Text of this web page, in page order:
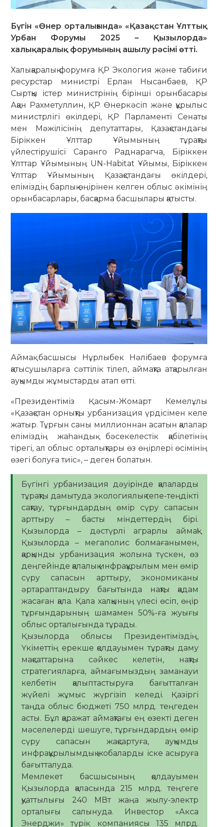
Бүгін «Өнер орталығында» «Қазақстан Ұлттық
Урбан Форумы 2025 – Қызылорда»
халықаралық форумының ашылу рәсімі өтті.
Халықаралық форумға ҚР Экология және табиғи
ресурстар министрі Ерлан Нысанбаев, ҚР
Сыртқы істер министрінің бірінші орынбасары
Ақан Рахметуллин, ҚР Өнеркәсіп және құрылыс
министрлігі өкілдері, ҚР Парламенті Сенаты
мен Мәжілісінің депутаттары, Қазақстандағы
Біріккен Ұлттар Ұйымының тұрақты
үйлестірушісі Саранго Раднарагча, Біріккен
Ұлттар Ұйымының UN-Habitat Ұйымы, Біріккен
Ұлттар Ұйымының Қазақстандағы өкілдері,
еліміздің барлық өңірінен келген облыс әкімінің
орынбасарлары, басқарма басшылары қатысты.
Аймақ басшысы Нұрлыбек Нәлібаев форумға
қатысушыларға сәттілік тілеп, аймақта атқарылған
ауқымды жұмыстарды атап өтті.
«Президентіміз Қасым-Жомарт Кемелұлы
«Қазақстан орнықты урбанизация үрдісімен келе
жатыр. Тұрғын саны миллионнан асатын қалалар
еліміздің жаһандық бәсекелестік қабілетінің
тірегі, ал облыс орталықтары өз өңірлері өсімінің
өзегі болуға тиіс», – деген болатын.
Бүгінгі урбанизация дәуірінде қалаларды
тұрақты дамытуда экологиялық тепе-теңдікті
сақтау, тұрғындардың өмір сүру сапасын
арттыру – басты міндеттердің бірі.
Қызылорда – дәстүрлі аграрлы аймақ!
Қызылорда – мегаполис болмағанымен,
қарқынды урбанизация жолына түскен, өз
деңгейінде қалалық инфрақұрылым мен өмір
сүру сапасын арттыру, экономиканы
әртараптандыру бағытында нақты қадам
жасаған қала. Қала халқының үлесі өсіп, өңір
тұрғындарының шамамен 50%-ға жуығы
облыс орталығында тұрады.
Қызылорда облысы Президентіміздің,
Үкіметтің ерекше қолдауымен тұрақты даму
мақсаттарына сәйкес келетін, нақты
стратегияларға, аймағымыздың заманауи
келбетін қалыптастыруға бағытталған
жүйелі жұмыс жүргізіп келеді. Қазіргі
таңда облыс бюджеті 750 млрд. теңгеден
асты. Бұл қаражат аймақтағы ең өзекті деген
мәселелерді шешуге, тұрғындардың өмір
сүру сапасын жақсартуға, ауқымды
инфрақұрылымдық жобаларды іске асыруға
бағытталуда.
Мемлекет басшысының қолдауымен
Қызылорда қаласында 215 млрд. теңгеге
қуаттылығы 240 МВт жаңа жылу-электр
орталығы салынуда. Инвестор «Акса
Энерджи» түрік компаниясы 135 млрд.